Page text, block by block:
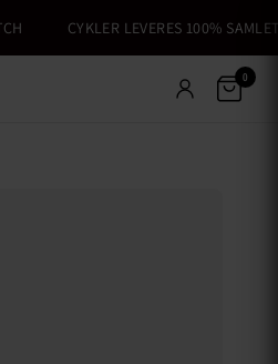
CYKLER LEVERES 100% SAMLET
0